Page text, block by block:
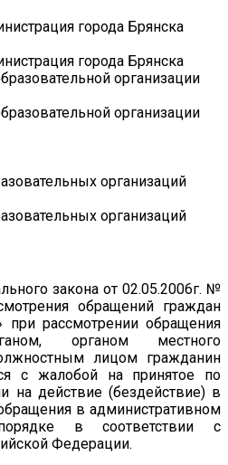
города Брянска
города Брянска
организации
организации
организаций
организаций
закона от 02.05.2006г. №
обращений граждан
при рассмотрении обращения
органом местного
лицом гражданин
с жалобой на принятое по
действие (бездействие) в
в административном
в соответствии с
Федерации.